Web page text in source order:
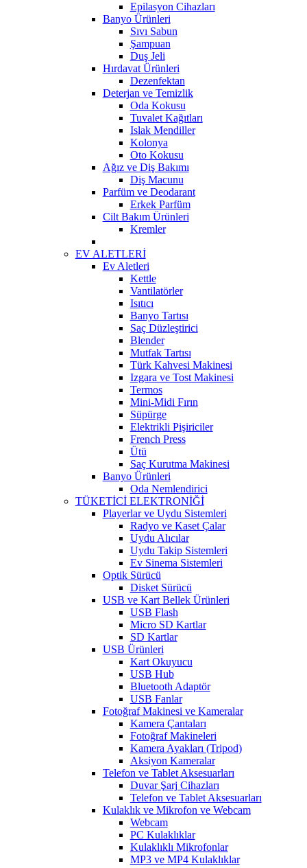
Epilasyon Cihazları
Banyo Ürünleri
Sıvı Sabun
Şampuan
Duş Jeli
Hırdavat Ürünleri
Dezenfektan
Deterjan ve Temizlik
Oda Kokusu
Tuvalet Kağıtları
Islak Mendiller
Kolonya
Oto Kokusu
Ağız ve Diş Bakımı
Diş Macunu
Parfüm ve Deodarant
Erkek Parfüm
Cilt Bakım Ürünleri
Kremler
EV ALETLERİ
Ev Aletleri
Kettle
Vantilatörler
Isıtıcı
Banyo Tartısı
Saç Düzleştirici
Blender
Mutfak Tartısı
Türk Kahvesi Makinesi
Izgara ve Tost Makinesi
Termos
Mini-Midi Fırın
Süpürge
Elektrikli Pişiriciler
French Press
Ütü
Saç Kurutma Makinesi
Banyo Ürünleri
Oda Nemlendirici
TÜKETİCİ ELEKTRONİĞİ
Playerlar ve Uydu Sistemleri
Radyo ve Kaset Çalar
Uydu Alıcılar
Uydu Takip Sistemleri
Ev Sinema Sistemleri
Optik Sürücü
Disket Sürücü
USB ve Kart Bellek Ürünleri
USB Flash
Micro SD Kartlar
SD Kartlar
USB Ürünleri
Kart Okuyucu
USB Hub
Bluetooth Adaptör
USB Fanlar
Fotoğraf Makinesi ve Kameralar
Kamera Çantaları
Fotoğraf Makineleri
Kamera Ayakları (Tripod)
Aksiyon Kameralar
Telefon ve Tablet Aksesuarları
Duvar Şarj Cihazları
Telefon ve Tablet Aksesuarları
Kulaklık ve Mikrofon ve Webcam
Webcam
PC Kulaklıklar
Kulaklıklı Mikrofonlar
MP3 ve MP4 Kulaklıklar